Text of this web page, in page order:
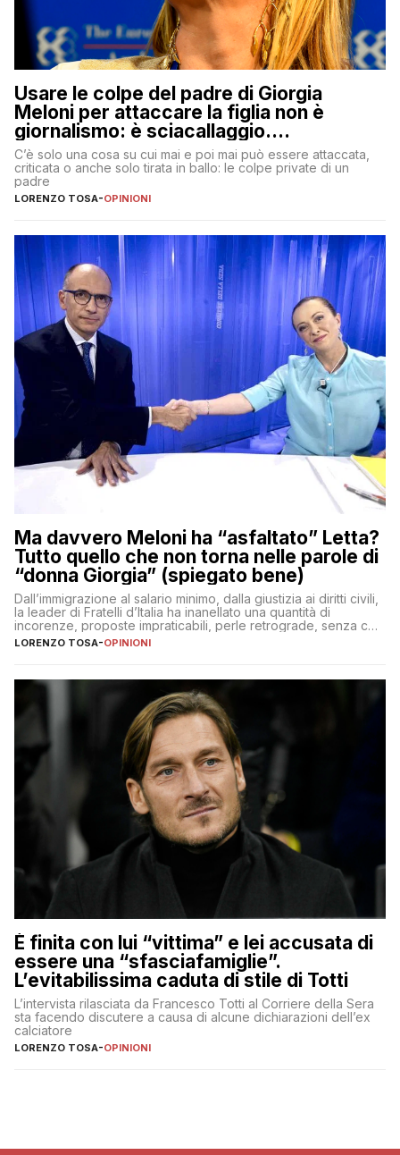
Usare le colpe del padre di Giorgia
Meloni per attaccare la figlia non è
giornalismo: è sciacallaggio.
Dimostriamo di essere diversi
C’è solo una cosa su cui mai e poi mai può essere attaccata,
criticata o anche solo tirata in ballo: le colpe private di un
padre
LORENZO TOSA-OPINIONI
Ma davvero Meloni ha “asfaltato” Letta?
Tutto quello che non torna nelle parole di
“donna Giorgia” (spiegato bene)
Dall’immigrazione al salario minimo, dalla giustizia ai diritti civili,
la leader di Fratelli d’Italia ha inanellato una quantità di
incorenze, proposte impraticabili, perle retrograde, senza che
nessuno – a destra come a sinistra – glielo abbia fatto notare
LORENZO TOSA-OPINIONI
È finita con lui “vittima” e lei accusata di
essere una “sfasciafamiglie”.
L’evitabilissima caduta di stile di Totti
L’intervista rilasciata da Francesco Totti al Corriere della Sera
sta facendo discutere a causa di alcune dichiarazioni dell’ex
calciatore
LORENZO TOSA-OPINIONI